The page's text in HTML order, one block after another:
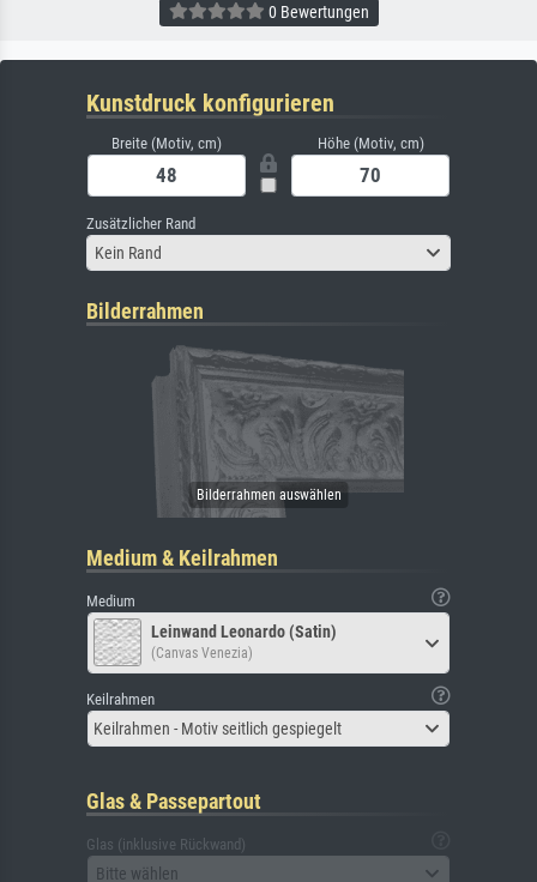
0 Bewertungen
Kunstdruck konfigurieren
Breite (Motiv, cm) Höhe (Motiv, cm)
Zusätzlicher Rand
Kein Rand
Bilderrahmen
Medium & Keilrahmen
Medium
Leinwand Leonardo (Satin)
(Canvas Venezia)
Keilrahmen
Keilrahmen - Motiv seitlich gespiegelt
Glas & Passepartout
Glas (inklusive Rückwand)
Bitte wählen